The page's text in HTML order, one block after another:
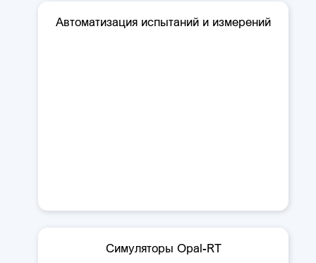
Автоматизация испытаний и измерений
Симуляторы Opal-RT